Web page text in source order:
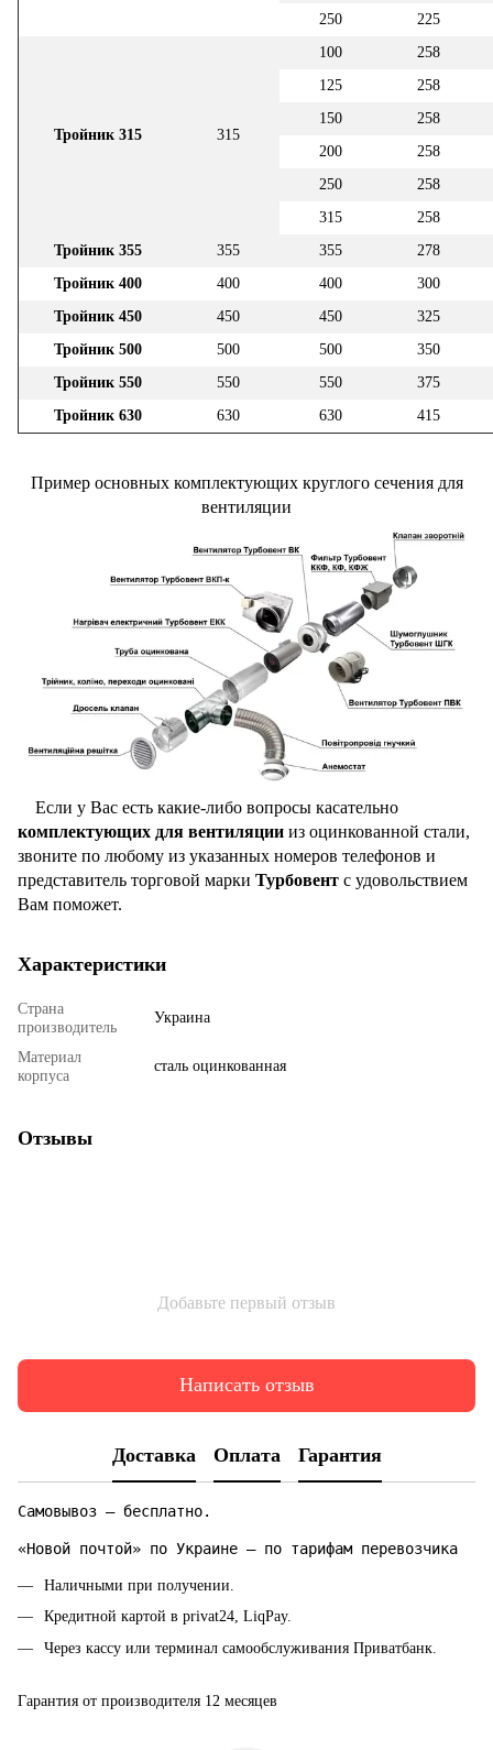
250 225
Тройник 315 315
100
258
125
258
150
258
200
258
250
258
315
258
Тройник 355
355 355
278
Тройник 400
400 400
300
Тройник 450
450 450
325
Тройник 500
500 500
350
Тройник 550
550 550
375
Тройник 630
630 630 415
Пример основных комплектующих круглого сечения для
вентиляции
Если у Вас есть какие-либо вопросы касательно
комплектующих для вентиляции из оцинкованной стали,
звоните по любому из указанных номеров телефонов и
представитель торговой марки Турбовент с удовольствием
Вам поможет.
Характеристики
Страна
производитель
Украина
Материал
корпуса
сталь оцинкованная
Отзывы
Добавьте первый отзыв
Написать отзыв
Доставка Оплата Гарантия
Самовывоз — бесплатно.
«Новой почтой» по Украине — по тарифам перевозчика
Наличными при получении.
Кредитной картой в privat24, LiqPay.
Через кассу или терминал самообслуживания Приватбанк.
Гарантия от производителя 12 месяцев